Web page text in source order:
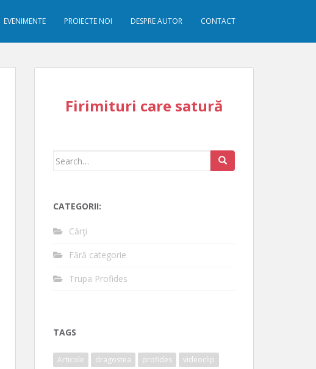
EVENIMENTE PROIECTE NOI DESPRE AUTOR CONTACT
Firimituri care satură
Search
CATEGORII:
Cărţi
Fără categorie
Trupa Profides
TAGS
Articole dragostea profides videoclip